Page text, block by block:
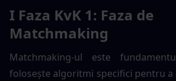
I Faza KvK 1: Faza de
Matchmaking
Matchmaking-ul este
folosește algoritmi specifici pentru